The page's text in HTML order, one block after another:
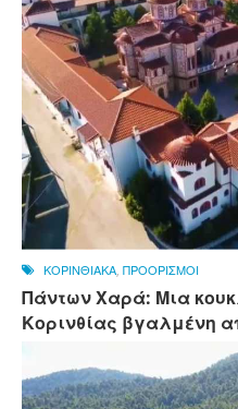
ΚΟΡΙΝΘΙΑΚΑ ΠΡΟΟΡΙΣΜΟΙ
Πάντων Χαρά: Μια
Κορινθίας βγαλμένη